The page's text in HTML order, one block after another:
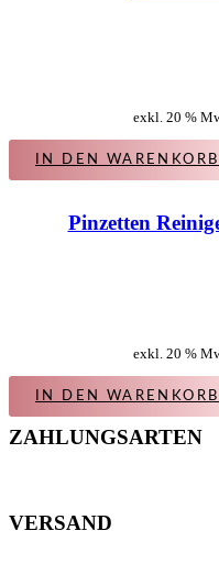
exkl. 20 %
IN DEN WARENKORB
Pinzetten
exkl. 20 %
IN DEN WARENKORB
ZAHLUNGSARTEN
VERSAND